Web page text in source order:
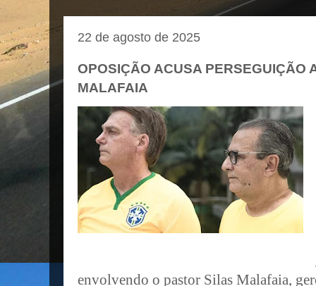
22 de agosto de 2025
OPOSIÇÃO ACUSA PERSEGUIÇÃO
MALAFAIA
envolvendo o pastor Silas Malafaia,